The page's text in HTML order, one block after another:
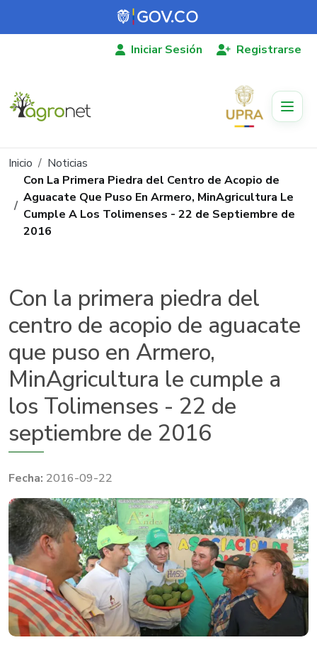
Pasar al contenido principal
Iniciar Sesión Registrarse
Ruta de navegación
Inicio
Noticias
Con La Primera Piedra del Centro de Acopio de
Aguacate Que Puso En Armero, MinAgricultura Le
Cumple A Los Tolimenses - 22 de Septiembre de
2016
Con la primera piedra del
centro de acopio de aguacate
que puso en Armero,
MinAgricultura le cumple a
los Tolimenses - 22 de
septiembre de 2016
2016-09-22